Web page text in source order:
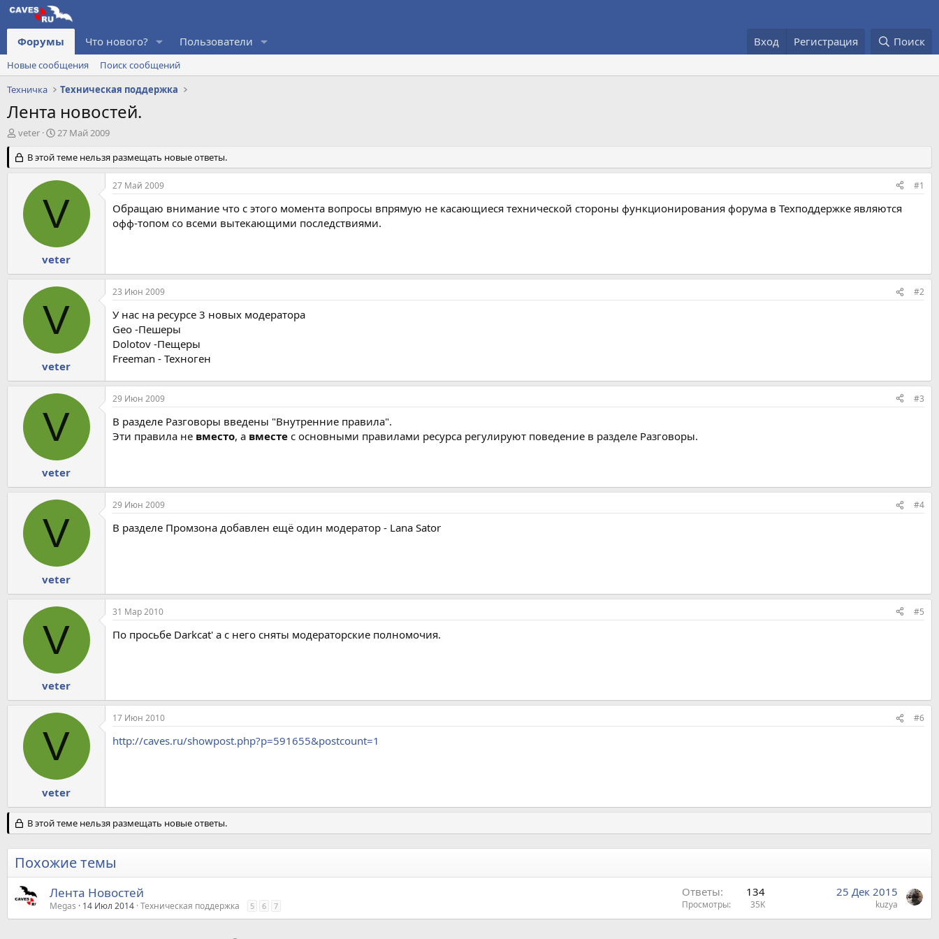
Форумы Что нового? Пользователи Вход Регистрация Поиск
Новые сообщения
Поиск сообщений
Техничка
Техническая поддержка
Лента новостей.
А
т
о
м
veter
Д
т
а
н
ч
а
а
27 Май 2009
В этой теме нельзя размещать новые ответы.
V
veter
27 Май 2009 #1
Обращаю внимание что с этого момента вопросы впрямую не касающиеся технической стороны функционирования форума в Техподдержке являются
офф-топом со всеми вытекающими последствиями.
V
veter
23 Июн 2009 #2
У нас на ресурсе 3 новых модератора
Geo -Пешеры
Dolotov -Пещеры
Freeman - Техноген
V
veter
29 Июн 2009 #3
В разделе Разговоры введены "Внутренние правила".
Эти правила не вместо, а вместе с основными правилами ресурса регулируют поведение в разделе Разговоры.
V
veter
29 Июн 2009 #4
В разделе Промзона добавлен ещё один модератор - Lana Sator
V
veter
31 Мар 2010 #5
По просьбе Darkcat' а с него сняты модераторские полномочия.
V
veter
17 Июн 2010 #6
http://caves.ru/showpost.php?p=591655&postcount=1
В этой теме нельзя размещать новые ответы.
Похожие темы
Лента Новостей
Megas 14 Июл 2014 Техническая поддержка 5 6 7
Ответы 134
Просмотры 35K
25 Дек 2015
kuzya